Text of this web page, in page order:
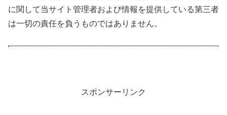
に関して当サイト管理者および情報を提供している第三者
は一切の責任を負うものではありません。
スポンサーリンク